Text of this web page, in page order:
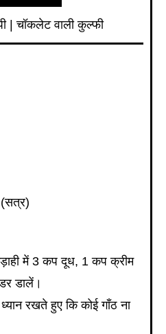
| चॉकलेट वाली कुल्फी
(सत्र)
में 3 कप दूध, 1 कप क्रीम
डालें।
रखते हुए कि कोई गाँठ ना